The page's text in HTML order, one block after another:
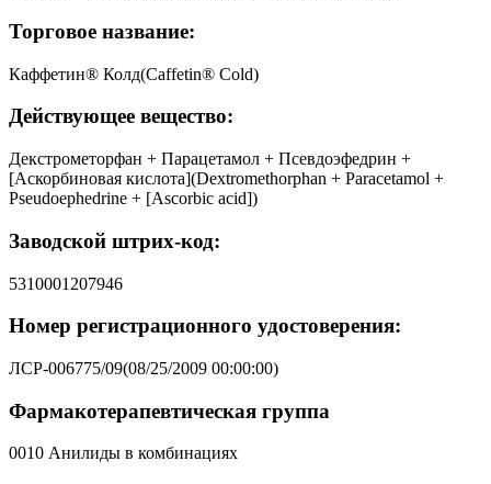
Торговое название:
Каффетин® Колд(Caffetin® Cold)
Действующее вещество:
Декстрометорфан + Парацетамол + Псевдоэфедрин +
[Аскорбиновая кислота](Dextromethorphan + Paracetamol +
Pseudoephedrine + [Ascorbic acid])
Заводской штрих-код:
5310001207946
Номер регистрационного удостоверения:
ЛСР-006775/09(08/25/2009 00:00:00)
Фармакотерапевтическая группа
0010 Анилиды в комбинациях